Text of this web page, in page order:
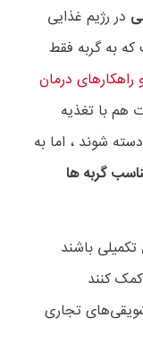
در رژیم غذایی
که به گربه فقط
درمان
هم با تغذیه
شوند ، اما به
گربه ها
باشند
کنند
تجاری